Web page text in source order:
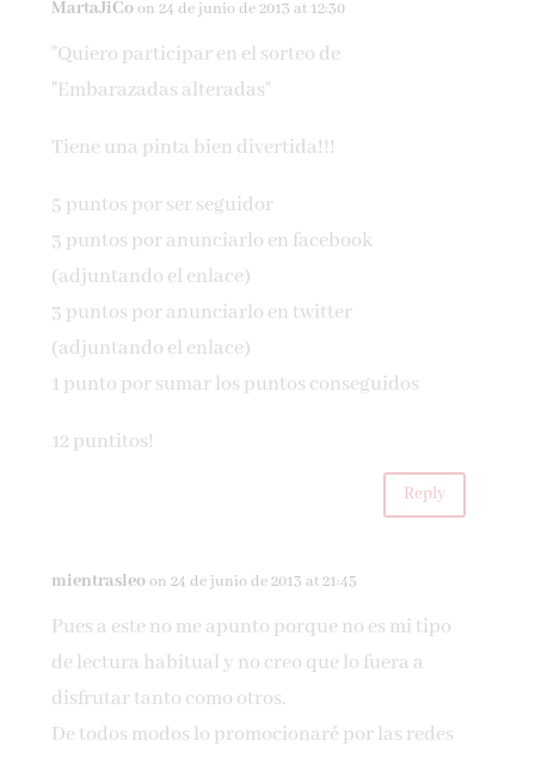
MartaJiCoon 24 de junio de 2013 at 12:30
"Quiero participar en el sorteo de
"Embarazadas alteradas"
Tiene una pinta bien divertida!!!
5 puntos por ser seguidor
3 puntos por anunciarlo en facebook
(adjuntando el enlace)
3 puntos por anunciarlo en twitter
(adjuntando el enlace)
1 punto por sumar los puntos conseguidos
12 puntitos!
Reply
mientrasleoon 24 de junio de 2013 at 21:45
Pues a este no me apunto porque no es mi tipo
de lectura habitual y no creo que lo fuera a
disfrutar tanto como otros.
De todos modos lo promocionaré por las redes